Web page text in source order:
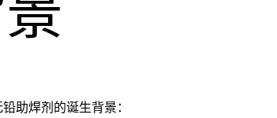
助焊剂的诞生背景：